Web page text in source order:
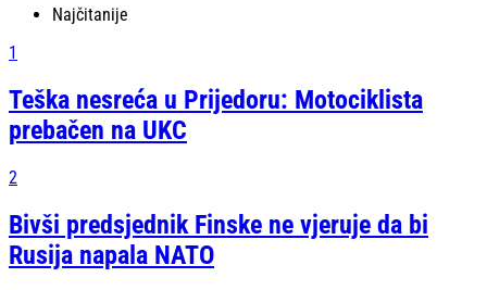
Najčitanije
1
Teška nesreća u Prijedoru: Motociklista
prebačen na UKC
2
Bivši predsjednik Finske ne vjeruje da bi
Rusija napala NATO